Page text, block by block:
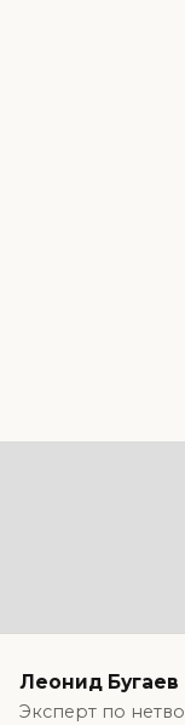
Леонид Бугаев
Эксперт по